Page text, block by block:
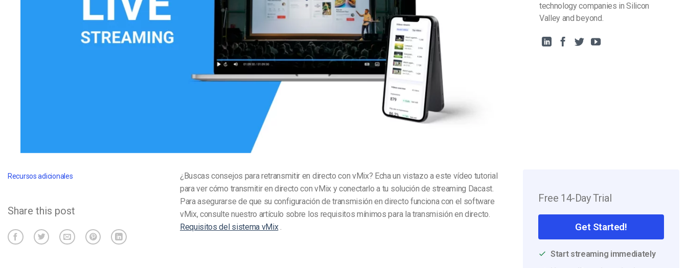
Privacidad y Seguridad
Marketing de Video
Aprendizaje en Línea
Emisoras de Radio y Televisión
technology companies in Silicon
Valley and beyond.
Recursos adicionales
Share this post
¿Buscas consejos para retransmitir en directo con vMix? Echa un vistazo a este vídeo tutorial
para ver cómo transmitir en directo con vMix y conectarlo a tu solución de streaming Dacast.
Para asegurarse de que su configuración de transmisión en directo funciona con el software
vMix, consulte nuestro artículo sobre los requisitos mínimos para la transmisión en directo.
Requisitos del sistema vMix.
Free 14-Day Trial
Get Started!
Start streaming immediately